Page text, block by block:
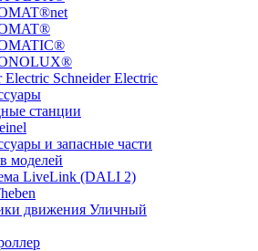
Schneider Electric
станции
и запасные части
моделей
LiveLink (DALI 2)
движения Уличный